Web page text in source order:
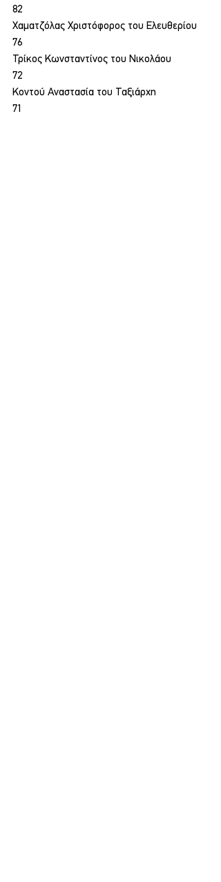
82
Χαματζόλας Χριστόφορος του Ελευθερίου
76
Τρίκος Κωνσταντίνος του Νικολάου
72
Κοντού Αναστασία του Ταξιάρχη
71